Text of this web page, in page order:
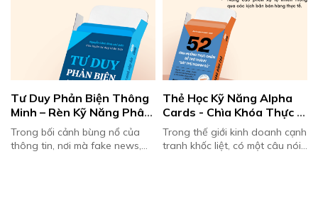
Tư Duy Phản Biện Thông
Minh – Rèn Kỹ Năng Phân
Tích Và Phản Xạ
Trong bối cảnh bùng nổ của
thông tin, nơi mà fake news,
Thẻ Học Kỹ Năng Alpha
Cards - Chìa Khóa Thực
Chiến Giúp Bạn Trở
Thành Sát Thủ Doanh Số
Trong thế giới kinh doanh cạnh
tranh khốc liệt, có một câu nói